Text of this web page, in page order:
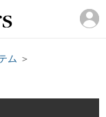
ム ＞